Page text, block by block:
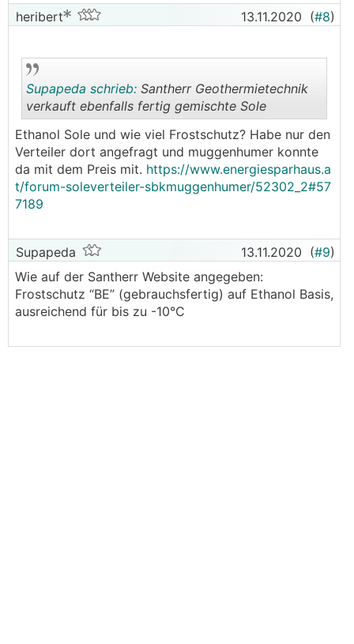
heribert 13.11.2020 (#8)
.
Supapeda schrieb: Santherr Geothermietechnik
verkauft ebenfalls fertig gemischte Sole
Ethanol Sole und wie viel Frostschutz? Habe nur den
Verteiler dort angefragt und muggenhumer konnte
da mit dem Preis mit. https://www.energiesparhaus.a
t/forum-soleverteiler-sbkmuggenhumer/52302_2#57
7189
Supapeda 13.11.2020 (#9)
Wie auf der Santherr Website angegeben:
Frostschutz “BE” (gebrauchsfertig) auf Ethanol Basis,
ausreichend für bis zu -10°C